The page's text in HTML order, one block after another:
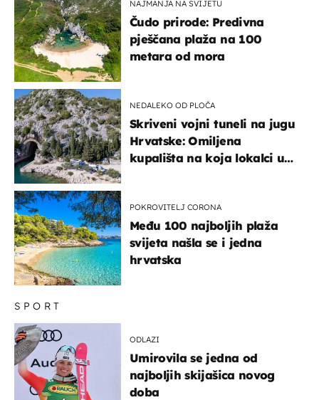
SPORT
ODLAZI
Umirovila se jedna od
najboljih skijašica novog
doba
NAJMANJA NA SVIJETU
Čudo prirode: Predivna
pješčana plaža na 100
metara od mora
NEDALEKO OD PLOČA
Skriveni vojni tuneli na jugu
Hrvatske: Omiljena
kupališta na koja lokalci u
POKROVITELJ CORONA
Među 100 najboljih plaža
svijeta našla se i jedna
hrvatska